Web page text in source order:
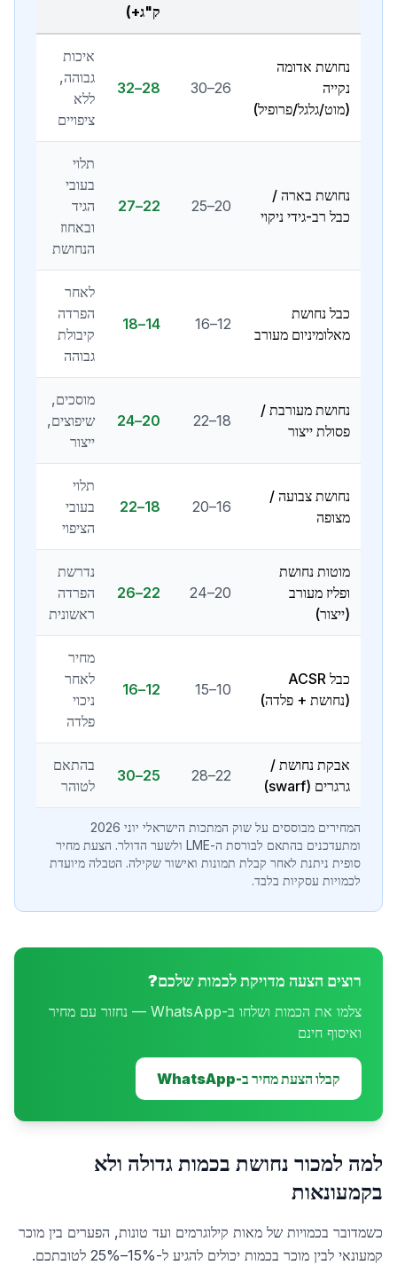
ק"ג+)
נחושת אדומה
נקייה
(מוט/גלגל/פרופיל)
26–30
28–32
איכות
גבוהה,
ללא
ציפויים
נחושת בארה /
כבל רב-גידי ניקוי
20–25
22–27
תלוי
בעובי
הגיד
ובאחוז
הנחושת
כבל נחושת
מאלומיניום מעורב
12–16
14–18
לאחר
הפרדה
קיבולת
גבוהה
נחושת מעורבת /
פסולת ייצור
18–22
20–24
מוסכים,
שיפוצים,
ייצור
נחושת צבועה /
מצופה
16–20
18–22
תלוי
בעובי
הציפוי
מוטות נחושת
ופליז מעורב
(ייצור)
20–24
22–26
נדרשת
הפרדה
ראשונית
כבל ACSR
(נחושת + פלדה)
10–15
12–16
מחיר
לאחר
ניכוי
פלדה
אבקת נחושת /
גרגרים (swarf)
22–28
25–30
בהתאם
לטוהר
המחירים מבוססים על שוק המתכות הישראלי יוני 2026
ומתעדכנים בהתאם לבורסת ה-LME ולשער הדולר. הצעת מחיר
סופית ניתנת לאחר קבלת תמונות ואישור שקילה. הטבלה מיועדת
לכמויות עסקיות בלבד.
רוצים הצעה מדויקת לכמות שלכם?
צלמו את הכמות ושלחו ב-WhatsApp — נחזור עם מחיר
ואיסוף חינם
קבלו הצעת מחיר ב-WhatsApp
למה למכור נחושת בכמות גדולה ולא
בקמעונאות
כשמדובר בכמויות של מאות קילוגרמים ועד טונות, הפערים בין מוכר
קמעונאי לבין מוכר בכמות יכולים להגיע ל-15%–25% לטובתכם.